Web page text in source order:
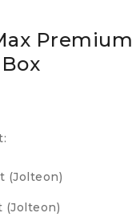
Premium
(Jolteon)
(Jolteon)